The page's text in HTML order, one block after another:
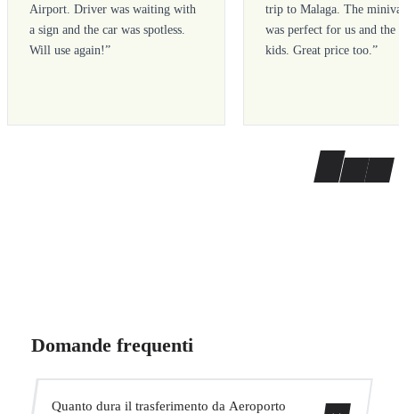
Airport. Driver was waiting with
a sign and the car was spotless.
Will use again!”
trip to Malaga. The
was perfect for us and the
kids. Great price too.”
Domande frequenti
Quanto dura il trasferimento da Aeroporto